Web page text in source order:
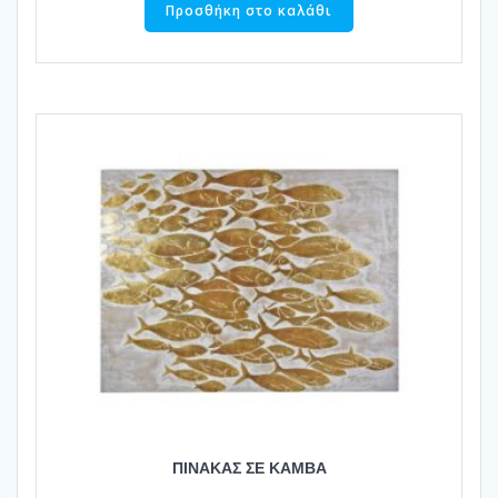
Προσθήκη στο καλάθι
ΠΙΝΑΚΑΣ ΣΕ ΚΑΜΒΑ